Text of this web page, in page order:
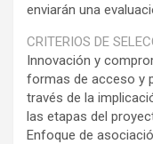
enviarán una
CRITERIOS DE
Innovación y
formas de acceso y
través de la
las etapas del
Enfoque de